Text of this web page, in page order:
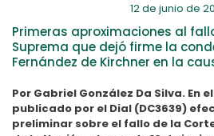
12 de junio de
Primeras aproximaciones al
Suprema que dejó firme la
Fernández de Kirchner en la
Por Gabriel González Da Silva. En
publicado por el Dial (DC3639)
preliminar sobre el fallo de la